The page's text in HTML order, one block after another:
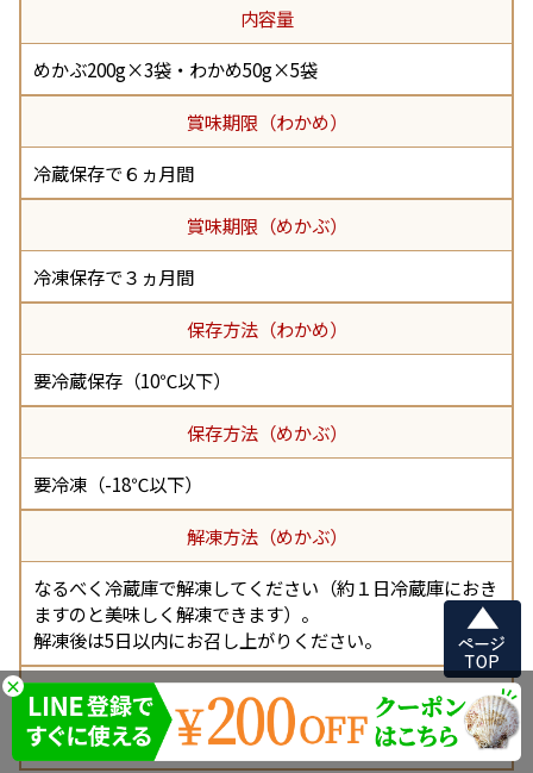
×
内容量
めかぶ200g×3袋・わかめ50g×5袋
賞味期限（わかめ）
冷蔵保存で６ヵ月間
賞味期限（めかぶ）
冷凍保存で３ヵ月間
保存方法（わかめ）
要冷蔵保存（10℃以下）
保存方法（めかぶ）
要冷凍（-18℃以下）
解凍方法（めかぶ）
なるべく冷蔵庫で解凍してください（約１日冷蔵庫におき
ますのと美味しく解凍できます）。
解凍後は5日以内にお召し上がりください。
発送方法
ヤマト運輸 クール冷凍便